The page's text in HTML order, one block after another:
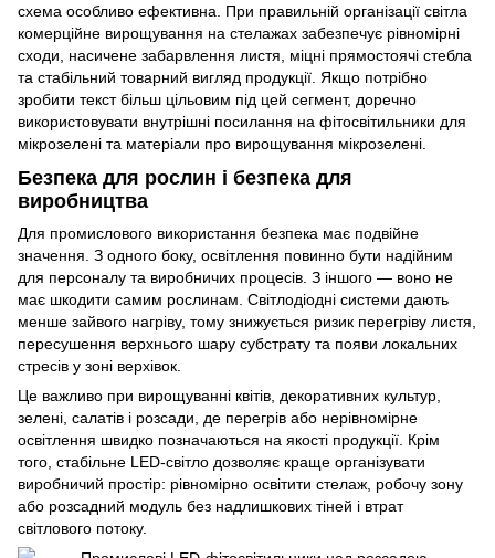
схема особливо ефективна. При правильній організації світла
комерційне вирощування на стелажах забезпечує рівномірні
сходи, насичене забарвлення листя, міцні прямостоячі стебла
та стабільний товарний вигляд продукції. Якщо потрібно
зробити текст більш цільовим під цей сегмент, доречно
використовувати внутрішні посилання на фітосвітильники для
мікрозелені та матеріали про вирощування мікрозелені
Безпека для рослин і безпека для
виробництва
Для промислового використання безпека має подвійне
значення. З одного боку, освітлення повинно бути надійним
для персоналу та виробничих процесів. З іншого — воно не
має шкодити самим рослинам. Світлодіодні системи дають
менше зайвого нагріву, тому знижується ризик перегріву листя,
пересушення верхнього шару субстрату та появи локальних
стресів у зоні верхівок.
Це важливо при вирощуванні квітів, декоративних культур,
зелені, салатів і розсади, де перегрів або нерівномірне
освітлення швидко позначаються на якості продукції. Крім
того, стабільне LED-світло дозволяє краще організувати
виробничий простір: рівномірно освітити стелаж, робочу зону
або розсадний модуль без надлишкових тіней і втрат
світлового потоку.